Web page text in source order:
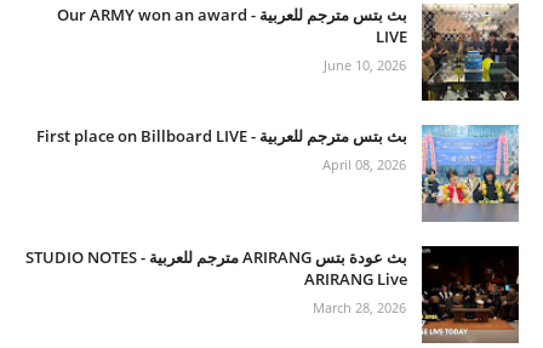
بث بتس مترجم للعربية - Our ARMY won an award
LIVE
June 10, 2026
بث بتس مترجم للعربية - First place on Billboard LIVE
April 08, 2026
بث عودة بتس ARIRANG مترجم للعربية - STUDIO NOTES
ARIRANG Live
March 28, 2026